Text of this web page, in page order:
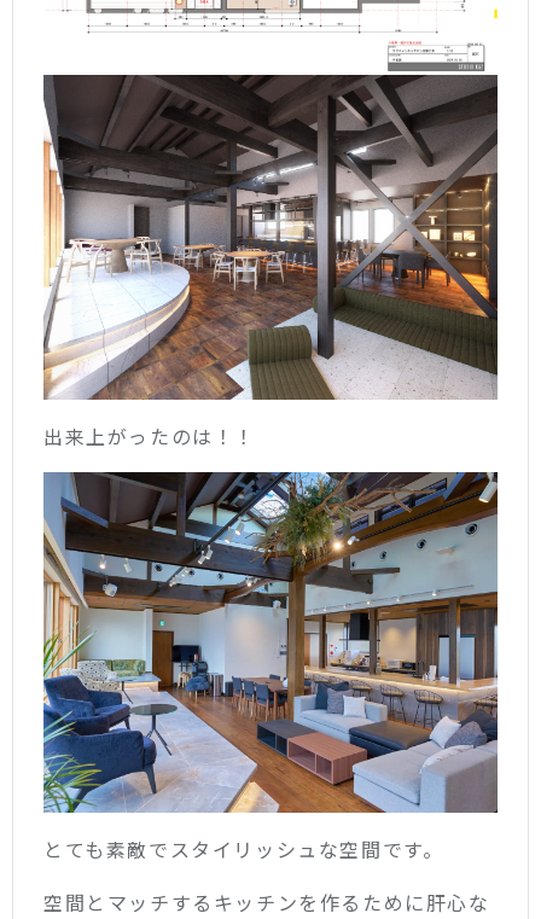
出来上がったのは！！
とても素敵でスタイリッシュな空間です。
空間とマッチするキッチンを作るために肝心な